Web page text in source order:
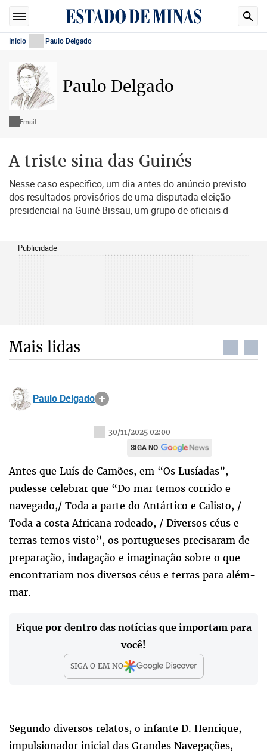
Início Paulo Delgado
Paulo Delgado
Email
A triste sina das Guinés
Nesse caso específico, um dia antes do anúncio previsto
dos resultados provisórios de uma disputada eleição
presidencial na Guiné-Bissau, um grupo de oficiais d
Publicidade
Mais lidas
Paulo Delgado
30/11/2025 02:00
SIGA NO
Antes que Luís de Camões, em “Os Lusíadas”,
pudesse celebrar que “Do mar temos corrido e
navegado,/ Toda a parte do Antártico e Calisto, /
Toda a costa Africana rodeado, / Diversos céus e
terras temos visto”, os portugueses precisaram de
preparação, indagação e imaginação sobre o que
encontrariam nos diversos céus e terras para além-
mar.
Fique por dentro das notícias que importam para
você!
SIGA O EMNO
Segundo diversos relatos, o infante D. Henrique,
impulsionador inicial das Grandes Navegações,